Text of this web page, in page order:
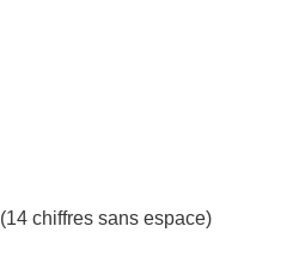
(14 chiffres sans espace)